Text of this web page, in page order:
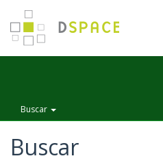
Buscar
Buscar